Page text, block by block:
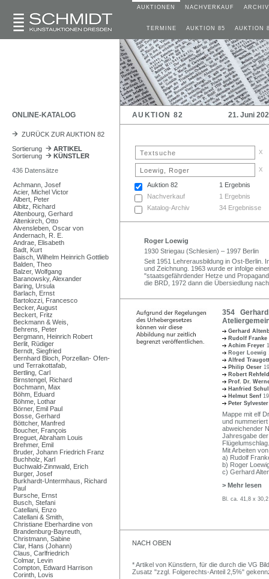
AUKTIONEN NACHVERKAUF ARCHIV
TERMINE AUKTION 85 AUKTION
ONLINE-KATALOG AUKTION 82 21. Juni
ZURÜCK ZUR AUKTION 82
Sortierung
ARTIKEL
Sortierung
KÜNSTLER
436 Datensätze
Achmann, Josef
Acier, Michel Victor
Albert, Peter
Albitz, Richard
Altenbourg, Gerhard
Altenkirch, Otto
Alvensleben, Oscar von
Andernach, R. E.
Andrae, Elisabeth
Badt, Kurt
Baisch, Wilhelm Heinrich Gottlieb
Balden, Theo
Balzer, Wolfgang
Baranowsky, Alexander
Baring, Ursula
Barlach, Ernst
Bartolozzi, Francesco
Becker, August
Beckert, Fritz
Beckmann & Weis,
Behrens, Peter
Bergmann, Heinrich Robert
Berlit, Rüdiger
Berndt, Siegfried
Bernhard Bloch, Porzellan- Ofen-
und Terrakottafab,
Bertling, Carl
Birnstengel, Richard
Bochmann, Max
Böhm, Eduard
Böhme, Lothar
Börner, Emil Paul
Bosse, Gerhard
Böttcher, Manfred
Boucher, François
Breguet, Abraham Louis
Brehmer, Emil
Bruder, Johann Friedrich Franz
Buchholz, Karl
Buchwald-Zinnwald, Erich
Burger, Josef
Burkhardt-Untermhaus, Richard
Paul
Bursche, Ernst
Busch, Stefani
Catellani, Enzo
Catellani & Smith,
Christiane Eberhardine von
Brandenburg-Bayreuth,
Christmann, Sabine
Clar, Hans (Johann)
Claus, Carlfriedrich
Colmar, Levin
Compton, Edward Harrison
Corinth, Lovis
x
x
Auktion 82
1 Ergebnis
Nachverkauf
1 Ergebnis
Katalog-Archiv
34 Ergebnisse
Roger Loewig
1930 Striegau (Schlesien) – 1997 Berlin
Seit 1951 Lehrerausbildung in Ost-Berlin.
und Zeichnung. 1963 wurde er infolge
"staatsgefährdender Hetze und
die BRD, 1972 dann die Übersiedlung
354 Gerhard
Gerhard
Rudolf Franke
Achim Freyer
Roger Loewig
Alfred
Philip Oeser
Robert
Prof. Dr.
Hanfried
Helmut Senf
Peter
Mappe mit elf
und
abweichender
Jahresgabe
Flügelumschlag.
Mit Arbeiten
a) Rudolf
b) Roger
c) Gerhard
> Mehr lesen
Bl. ca. 41,8 x
NACH OBEN
* Artikel von Künstlern, für die durch die VG
Zusatz "zzgl. Folgerechts-Anteil 2,5%"